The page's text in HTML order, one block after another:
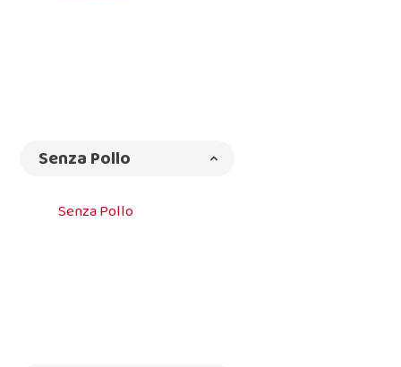
Senza Pollo
Senza Pollo